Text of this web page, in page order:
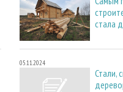
стала
05.11.2024
Стали,